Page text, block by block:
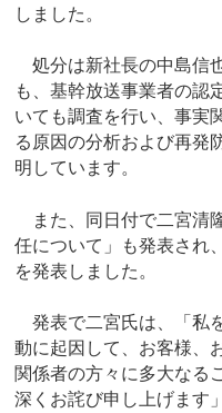
しました。
処分は新社長の中島信
も、基幹放送事業者の認
いても調査を行い、事実
る原因の分析および再発
明しています。
また、同日付で二宮清
任について」も発表され
を発表しました。
発表で二宮氏は、「私
動に起因して、お客様、
関係者の方々に多大なる
深くお詫び申し上げます